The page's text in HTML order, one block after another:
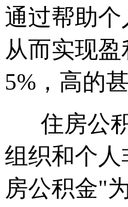
通过帮助
从而实现
5%，高的
住房公积
组织和个
房公积金"